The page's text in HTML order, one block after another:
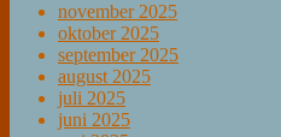
november 2025
oktober 2025
september 2025
august 2025
juli 2025
juni 2025